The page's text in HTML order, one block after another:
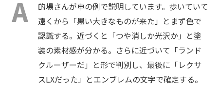
的場さんが車の例で説明しています。歩いていて
遠くから「黒い大きなものが来た」とまず色で
認識する。近づくと「つや消しか光沢か」と塗
装の素材感が分かる。さらに近づいて「ランド
クルーザーだ」と形で判別し、最後に「レクサ
スLXだった」とエンブレムの文字で確定する。